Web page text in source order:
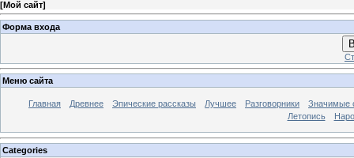
[Мой сайт]
Форма входа
Меню сайта
Главная Древнее Эпические рассказы Лучшее Разговорники
Значимые
Летопись
Categories